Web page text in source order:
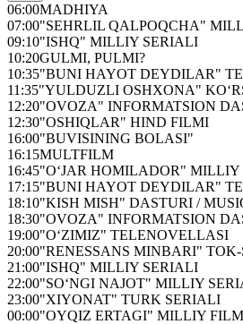
06:00MADHIYA
07:00"SEHRLIL QALPOQCHA"
09:10"ISHQ" MILLIY SERIALI
10:20GULMI, PULMI?
10:35"BUNI HAYOT DEYDILAR"
11:35"YULDUZLI OSHXONA"
12:20"OVOZA" INFORMATSION
12:30"OSHIQLAR" HIND FILMI
16:00"BUVISINING BOLASI"
16:15MULTFILM
16:45"O‘JAR HOMILADOR" MILLIY
17:15"BUNI HAYOT DEYDILAR"
18:10"KISH MISH" DASTURI /
18:30"OVOZA" INFORMATSION
19:00"O‘ZIMIZ" TELENOVELLASI
20:00"RENESSANS MINBARI"
21:00"ISHQ" MILLIY SERIALI
22:00"SO‘NGI NAJOT" MILLIY
23:00"XIYONAT" TURK SERIALI
00:00"OYQIZ ERTAGI" MILLIY FILM